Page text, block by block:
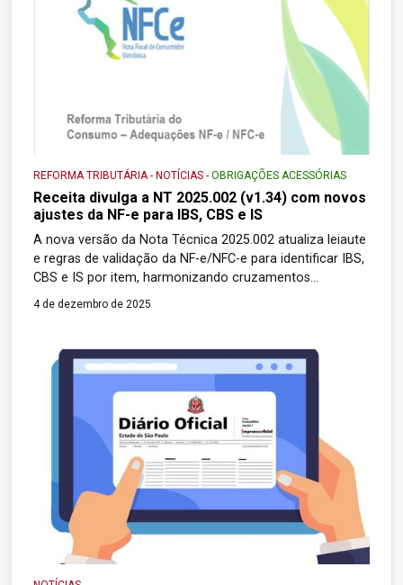
REFORMA TRIBUTÁRIA- NOTÍCIAS -OBRIGAÇÕES ACESSÓRIAS
Receita divulga a NT 2025.002 (v1.34) com novos
ajustes da NF-e para IBS, CBS e IS
A nova versão da Nota Técnica 2025.002 atualiza leiaute
e regras de validação da NF-e/NFC-e para identificar IBS,
CBS e IS por item, harmonizando cruzamentos
(NCM/NBS, CFOP, CST/CSOSN) e refinando mensagens
devem constar nas notas, porém a validação técnica […]
4 de dezembro de 2025